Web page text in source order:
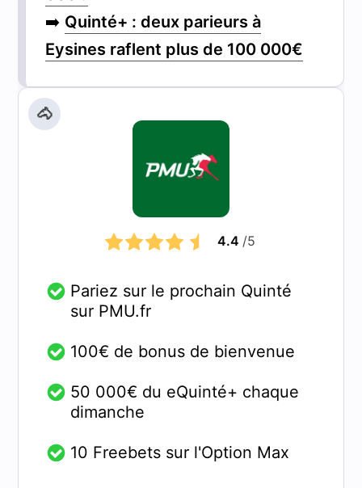
➡️ Quinté+ : deux parieurs à
Eysines raflent plus de 100 000€
🐴
4.4 /5
Pariez sur le prochain Quinté
sur PMU.fr
100€ de bonus de bienvenue
50 000€ du eQuinté+ chaque
dimanche
10 Freebets sur l'Option Max